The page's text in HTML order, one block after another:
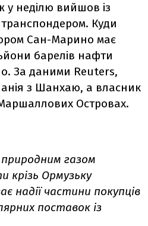
у неділю вийшов із
Куди
Сан-Марино має
барелів нафти
За даними Reuters,
з Шанхаю, а власник
Островах.
природним газом
крізь Ормузьку
надії частини покупців
поставок із